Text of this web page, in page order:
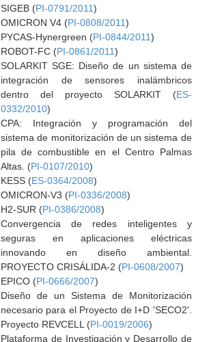
SIGEB (PI-0791/2011)
OMICRON V4 (PI-0808/2011)
PYCAS-Hynergreen (PI-0844/2011)
ROBOT-FC (PI-0861/2011)
SOLARKIT SGE: Diseño de un sistema de
integración de sensores inalámbricos
dentro del proyecto SOLARKIT (ES-
0332/2010)
CPA: Integración y programación del
sistema de monitorización de un sistema de
pila de combustible en el Centro Palmas
Altas. (PI-0107/2010)
KESS (ES-0364/2008)
OMICRON-V3 (PI-0336/2008)
H2-SUR (PI-0386/2008)
Convergencia de redes inteligentes y
seguras en aplicaciones eléctricas
innovando en diseño ambiental.
PROYECTO CRISÁLIDA-2 (PI-0608/2007)
EPICO (PI-0666/2007)
Diseño de un Sistema de Monitorización
necesario para el Proyecto de I+D 'SECO2'.
Proyecto REVCELL (PI-0019/2006)
Plataforma de Investigación y Desarrollo de